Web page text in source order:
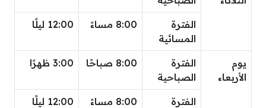
الفترة
المسائية
8:00 مساءً 12:00 ليلًا
يوم
الأربعاء
الفترة
الصباحية
8:00 صباحًا 3:00 ظهرًا
الفترة
8:00 مساءً 12:00 ليلًا